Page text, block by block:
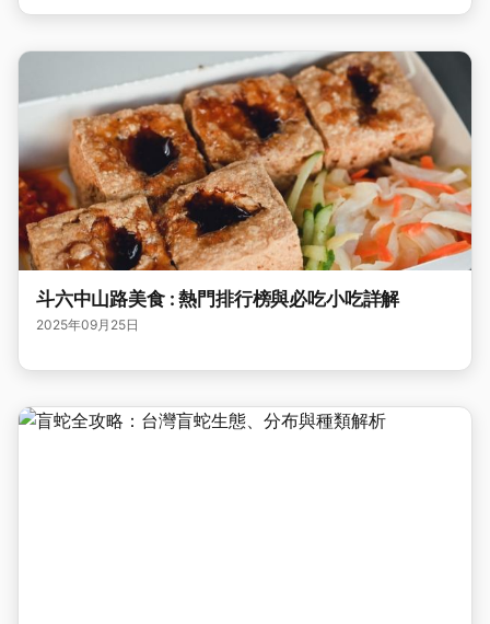
斗六中山路美食 : 熱門排行榜與必吃小吃詳解
2025年09月25日